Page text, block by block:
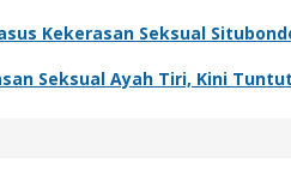
Kekerasan Seksual
Seksual Ayah Tiri, Kini